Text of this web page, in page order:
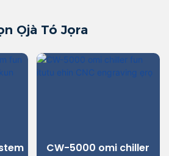
Ọjà Tó Jọra
CW-5000 omi chiller